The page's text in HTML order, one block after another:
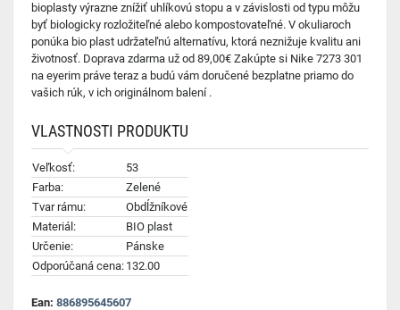
bioplasty výrazne znížiť uhlíkovú stopu a v závislosti od typu môžu
byť biologicky rozložiteľné alebo kompostovateľné. V okuliaroch
ponúka bio plast udržateľnú alternatívu, ktorá neznižuje kvalitu ani
životnosť. Doprava zdarma už od 89,00€ Zakúpte si Nike 7273 301
na eyerim práve teraz a budú vám doručené bezplatne priamo do
vašich rúk, v ich originálnom balení .
VLASTNOSTI PRODUKTU
Veľkosť:
53
Farba:
Zelené
Tvar rámu:
Obdĺžníkové
Materiál:
BIO plast
Určenie:
Pánske
Odporúčaná cena: 132.00
Ean: 886895645607